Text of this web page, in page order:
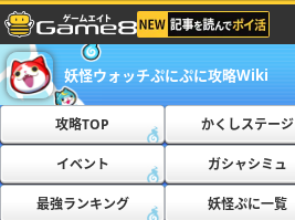
妖怪ウォッチぷにぷに攻略Wiki
攻略TOP かくしステージ
イベント ガシャシミュ
最強ランキング 妖怪ぷに一覧